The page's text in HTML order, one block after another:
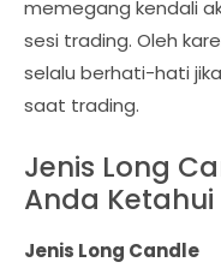
memegang kendali
sesi trading. Oleh
selalu berhati-hati
saat trading.
Jenis Long
Anda Ketahui
Jenis Long Candle